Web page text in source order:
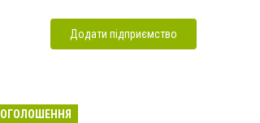
Додати підприємство
ОГОЛОШЕННЯ